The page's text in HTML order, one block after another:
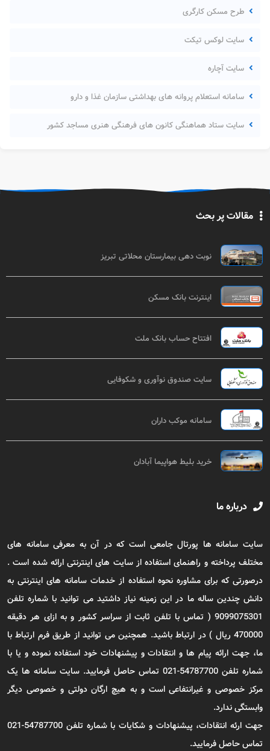
طرح مسکن کارگری
سایت لوکس تیکت
سایت آچاره
سامانه استعلام پروانه های بهداشتی سازمان غذا و دارو
سایت ستاد هماهنگی کانون های فرهنگی هنری مساجد کشور
مقالات پر بحث
نوبت دهی بیمارستان محلاتی تبریز
اینترنت بانک مسکن
افتتاح حساب بانک ملت
سایت صندوق نوآوری و شکوفایی
سامانه موکب داران
خرید بلیط هواپیما آبادان
درباره ما
سایت سامانه ها پورتال جامعی است که در آن به معرفی سامانه های
مختلف پرداخته و راهنمای استفاده از سایت های اینترنتی ارائه شده است .
درصورتی که برای مشاوره نحوه استفاده از خدمات سامانه های اینترنتی به
دانش چندین ساله ما در این زمینه نیاز داشتید می توانید با شماره تلفن
9099075301 ( تماس با تلفن ثابت از سراسر کشور و به ازای هر دقیقه
470000 ریال ) در ارتباط باشید. همچنین می توانید از طریق فرم ارتباط با
ما، جهت ارائه پیام ها و انتقادات و پیشنهادات خود استفاده نموده و یا با
شماره تلفن 54787700-021 تماس حاصل فرمایید. سایت سامانه ها یک
مرکز خصوصی و غیرانتفاعی است و به هیچ ارگان دولتی و خصوصی دیگر
وابستگی ندارد.
جهت ارئه انتقادات، پیشنهادات و شکایات با شماره تلفن 54787700-021
تماس حاصل فرمایید.